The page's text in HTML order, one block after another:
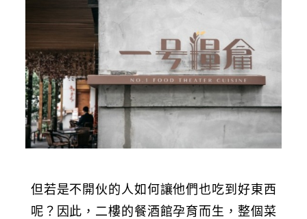
但若是不開伙的人如何讓他們也吃到好東西
呢？因此，二樓的餐酒館孕育而生，整個菜